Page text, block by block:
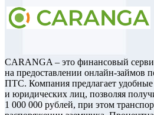
CARANGA – это финансовый
на предоставлении онлайн-займов
ПТС. Компания предлагает
и юридических лиц, позволяя
1 000 000 рублей, при этом